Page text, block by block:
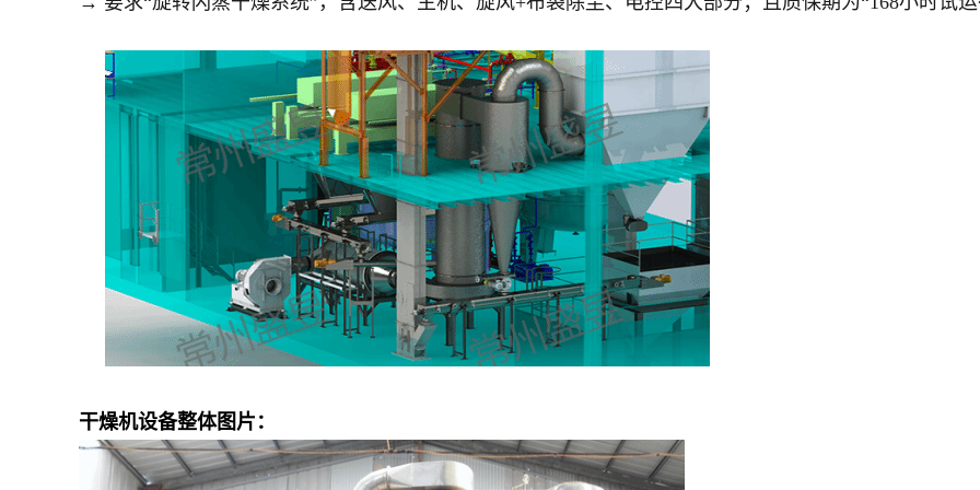
干燥机设备整体图片：